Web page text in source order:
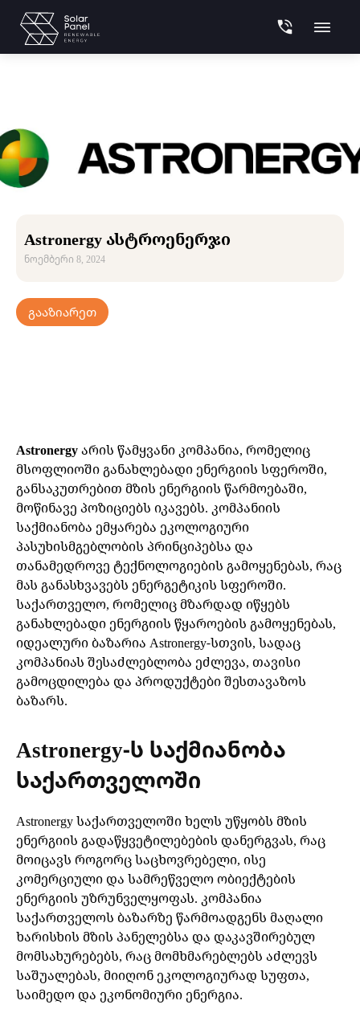
Astronergy ასტროენერჯი
ნოემბერი 8, 2024
ᲒᲐᲐᲖᲘᲐᲠᲔᲗ
Astronergyარის წამყვანი კომპანია, რომელიც
მსოფლიოში განახლებადი ენერგიის სფეროში,
განსაკუთრებით მზის ენერგიის წარმოებაში,
მოწინავე პოზიციებს იკავებს. კომპანიის
საქმიანობა ემყარება ეკოლოგიური
პასუხისმგებლობის პრინციპებსა და
თანამედროვე ტექნოლოგიების გამოყენებას, რაც
მას განასხვავებს ენერგეტიკის სფეროში.
საქართველო, რომელიც მზარდად იწყებს
განახლებადი ენერგიის წყაროების გამოყენებას,
იდეალური ბაზარია Astronergy-სთვის, სადაც
კომპანიას შესაძლებლობა ეძლევა, თავისი
გამოცდილება და პროდუქტები შესთავაზოს
ბაზარს.
Astronergy-ს საქმიანობა
საქართველოში
Astronergy საქართველოში ხელს უწყობს მზის
ენერგიის გადაწყვეტილებების დანერგვას, რაც
მოიცავს როგორც საცხოვრებელი, ისე
კომერციული და სამრეწველო ობიექტების
ენერგიის უზრუნველყოფას. კომპანია
საქართველოს ბაზარზე წარმოადგენს მაღალი
ხარისხის მზის პანელებსა და დაკავშირებულ
მომსახურებებს, რაც მომხმარებლებს აძლევს
საშუალებას, მიიღონ ეკოლოგიურად სუფთა,
საიმედო და ეკონომიური ენერგია.